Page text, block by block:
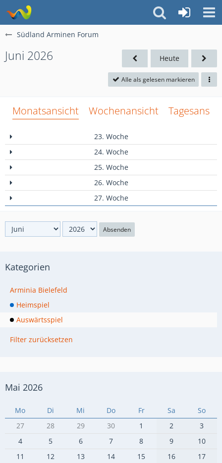
Südland Arminen Forum
Juni 2026 Heute
Alle als gelesen markieren
Monatsansicht Wochenansicht
23. Woche
24. Woche
25. Woche
26. Woche
27. Woche
Absenden
Kategorien
Arminia Bielefeld
Heimspiel
Auswärtsspiel
Filter zurücksetzen
Mai 2026
Mo Di Mi Do Fr Sa
So
27
28 29 30 1 2
3
4
5 6 7 8 9
10
11
12 13 14 15 16
17